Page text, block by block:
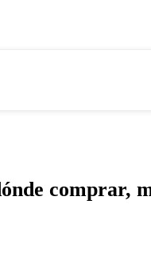
comprar,